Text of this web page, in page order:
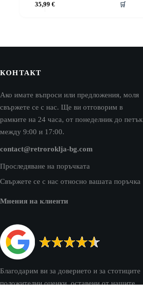
35,99€ 🛒
КОНТАКТ
Ако имате въпроси или предложения, моля
свържете се с нас. Ще ви отговорим в
рамките на 24 часа, от понеделник до петък
между 9:00 и 17:00.
contact@retroroklja-bg.com
Проследяване на поръчката
Свържете се с нас относно вашата поръчка
Мнения на клиенти
Благодарим ви за доверието и за стотиците
положителни оценки, оставени от нашите